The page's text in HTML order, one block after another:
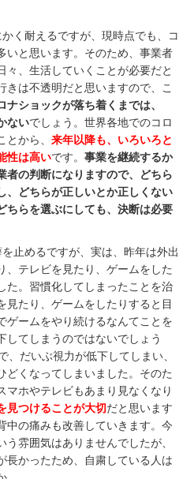
く耐えるですが、現時点でも、コ
いと思います。そのため、事業者
々、生活していくことが必要だと
きは不透明だと思いますので、こ
ナショックが落ち着くまでは、
ないでしょう。世界各地でのコロ
から、 来年以降も、いろいろと
性は高いです。 事業を継続するか
者の判断になりますので、どちら
、どちらが正しいとか正しくない
ちらを選ぶにしても、決断は必要
止めるですが、実は、昨年は外出
、テレビを見たり、ゲームをした
た。習慣化してしまったことを治
見たり、ゲームをしたりすると目
ゲームをやり続けるなんてことを
してしまうのではないでしょう
だいぶ視力が低下してしまい、
どくなってしまいました。そのた
マホやテレビもあまり見なくなり
見つけることが大切だと思います
中の痛みも改善していきます。今
雰囲気はありませんでしたが、
長かったため、自粛している人は